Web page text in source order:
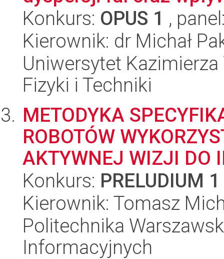
Konkurs: OPUS 1 ,
Kierownik: dr Michał
Uniwersytet Kazimierza
Fizyki i Techniki
METODYKA
ROBOTÓW
AKTYWNEJ WIZJI DO
Konkurs: PRELUDIUM 1
Kierownik: Tomasz
Politechnika
Informacyjnych